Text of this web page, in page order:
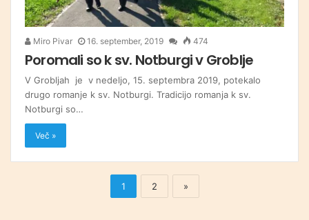
Miro Pivar 16. september, 2019 474
Poromali so k sv. Notburgi v Groblje
V Grobljah je v nedeljo, 15. septembra 2019, potekalo
drugo romanje k sv. Notburgi. Tradicijo romanja k sv.
Notburgi so…
Več »
1 2 »